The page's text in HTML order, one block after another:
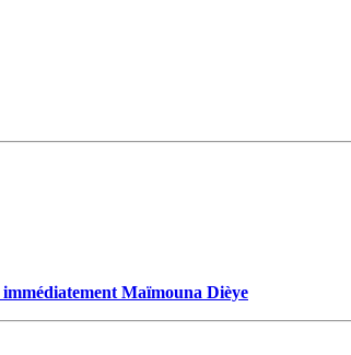
Maïmouna Dièye